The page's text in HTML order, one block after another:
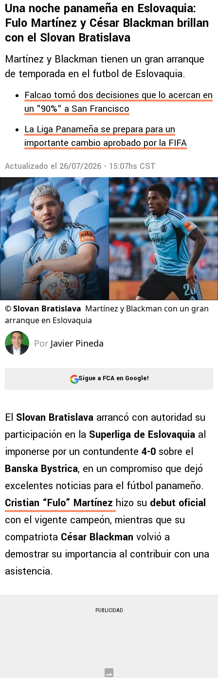
Una noche panameña en Eslovaquia:
Fulo Martínez y César Blackman brillan
con el Slovan Bratislava
Martínez y Blackman tienen un gran arranque
de temporada en el futbol de Eslovaquia.
Falcao tomó dos decisiones que lo acercan en
un "90%" a San Francisco
La Liga Panameña se prepara para un
importante cambio aprobado por la FIFA
Actualizado el 26/07/2026 - 15:07hs CST
©Slovan Bratislava Martínez y Blackman con un gran
arranque en Eslovaquia
Por Javier Pineda
Sigue a FCA en Google!
El Slovan Bratislava arrancó con autoridad su
participación en la Superliga de Eslovaquia al
imponerse por un contundente 4-0 sobre el
Banska Bystrica, en un compromiso que dejó
excelentes noticias para el fútbol panameño.
Cristian “Fulo” Martínez hizo su debut oficial
con el vigente campeón, mientras que su
compatriota César Blackman volvió a
demostrar su importancia al contribuir con una
asistencia.
PUBLICIDAD